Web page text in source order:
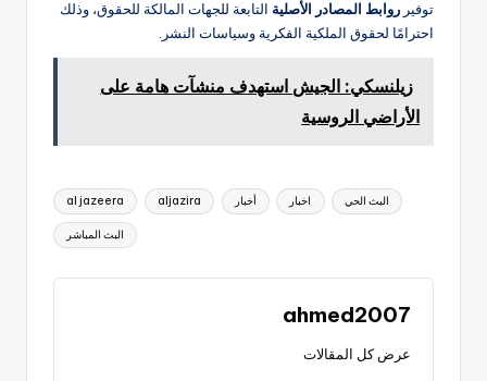
توفير روابط المصادر الأصلية التابعة للجهات المالكة للحقوق، وذلك
احترامًا لحقوق الملكية الفكرية وسياسات النشر.
زيلنسكي: الجيش استهدف منشآت هامة على
الأراضي الروسية
العلامات:
al jazeera aljazira أخبار اخبار البث الحي
البث المباشر
ahmed2007
عرض كل المقالات